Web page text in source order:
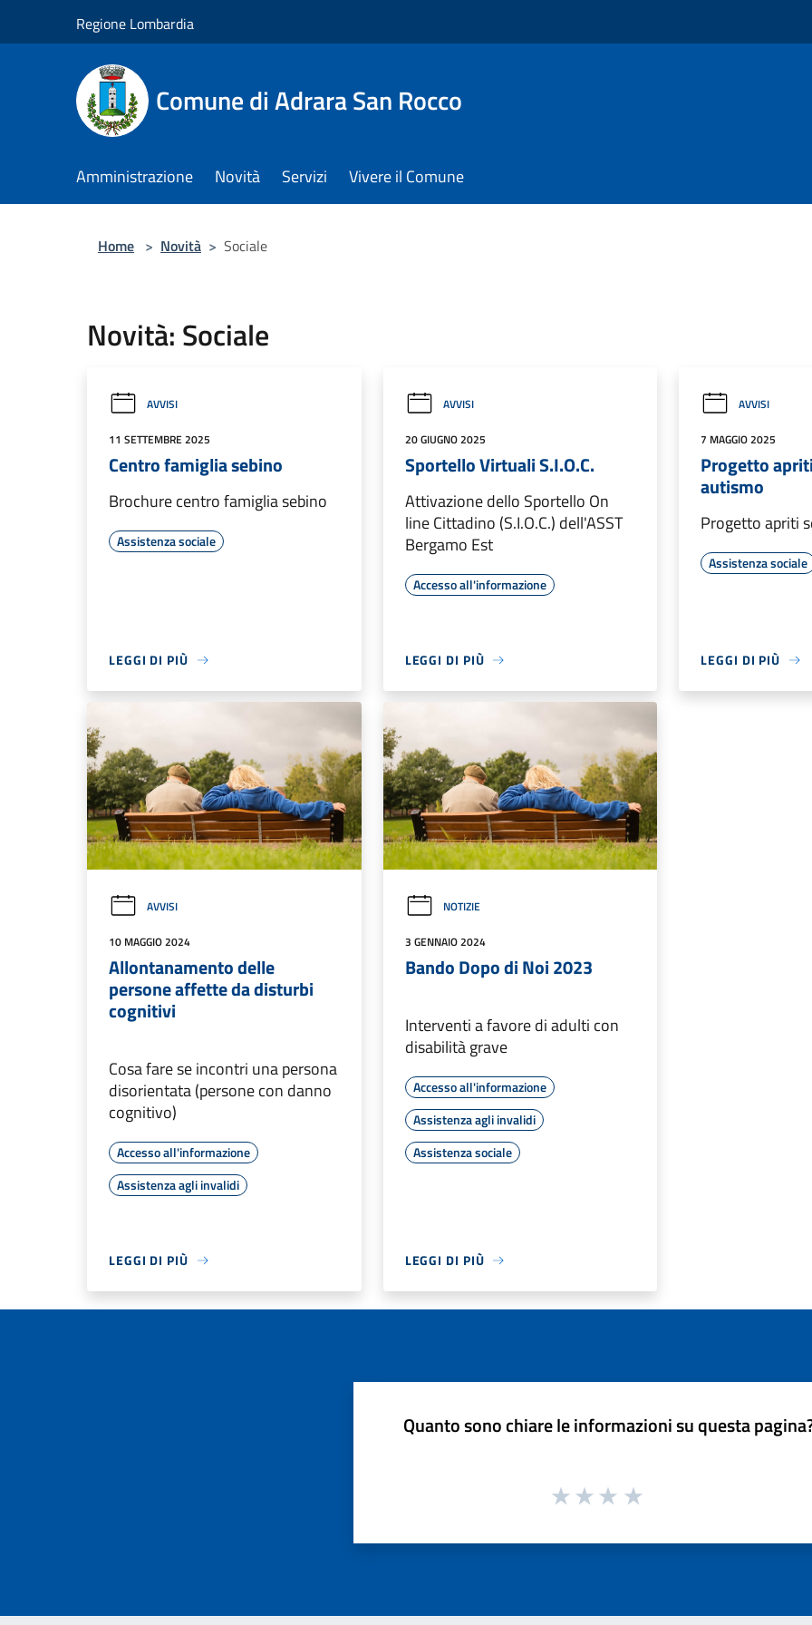
Regione Lombardia
Comune di Adrara San Rocco
Amministrazione Novità Servizi Vivere il Comune
Home > Novità > Sociale
Novità: Sociale
AVVISI
11 SETTEMBRE 2025
Centro famiglia sebino
Brochure centro famiglia sebino
Assistenza sociale
LEGGI DI PIÙ
AVVISI
20 GIUGNO 2025
Sportello Virtuali S.I.O.C.
Attivazione dello Sportello On
line Cittadino (S.I.O.C.) dell'ASST
Bergamo Est
Accesso all'informazione
LEGGI DI PIÙ
AVVISI
7 MAGGIO 2025
Progetto
autismo
Progetto apriti
Assistenza sociale
LEGGI DI PIÙ
AVVISI
10 MAGGIO 2024
Allontanamento delle
persone affette da disturbi
cognitivi
Cosa fare se incontri una persona
disorientata (persone con danno
cognitivo)
Accesso all'informazione
Assistenza agli invalidi
LEGGI DI PIÙ
NOTIZIE
3 GENNAIO 2024
Bando Dopo di Noi 2023
Interventi a favore di adulti con
disabilità grave
Accesso all'informazione
Assistenza agli invalidi
Assistenza sociale
LEGGI DI PIÙ
Quanto sono chiare le informazioni su questa